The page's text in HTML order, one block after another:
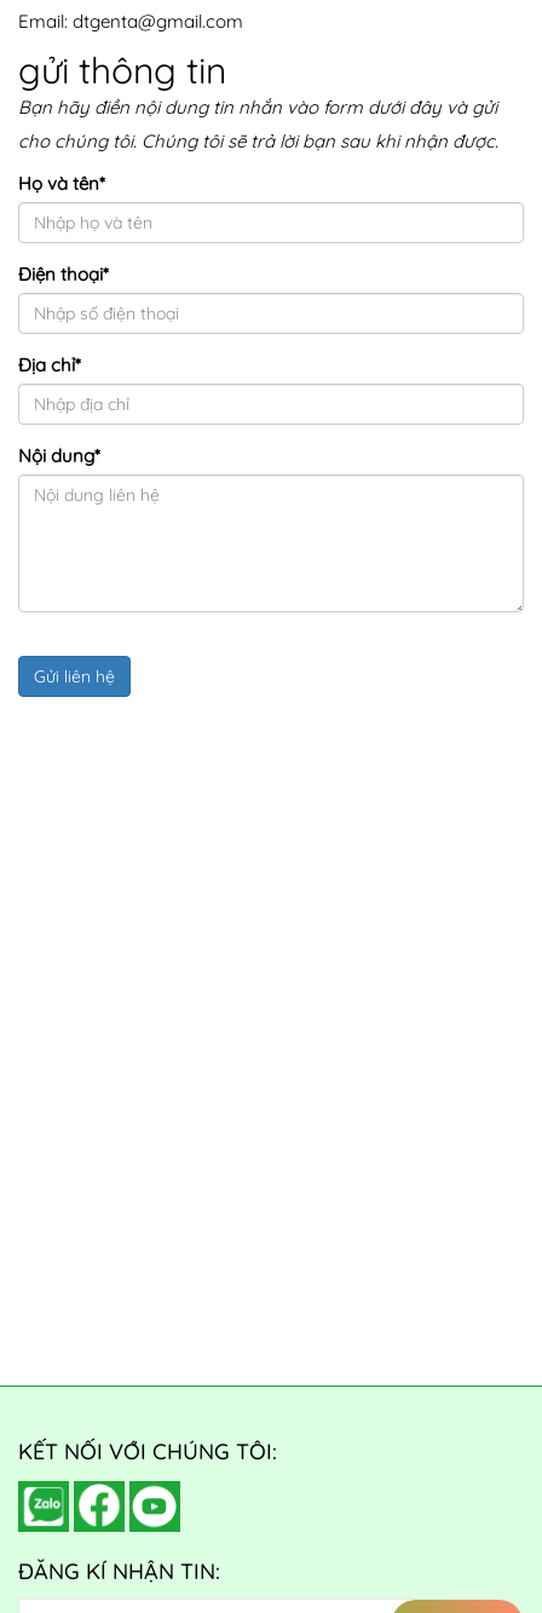
Email: dtgenta@gmail.com
gửi thông tin
Bạn hãy điền nội dung tin nhắn vào form dưới đây và gửi
cho chúng tôi. Chúng tôi sẽ trả lời bạn sau khi nhận được.
Họ và tên*
Điện thoại*
Địa chỉ*
Nội dung*
KẾT NỐI VỚI CHÚNG TÔI:
ĐĂNG KÍ NHẬN TIN: